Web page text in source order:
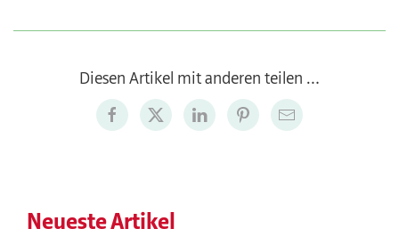
Diesen Artikel mit anderen teilen …
Neueste Artikel